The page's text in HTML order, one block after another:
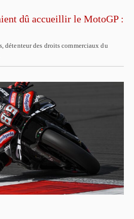
dû accueillir le MotoGP :
détenteur des droits commerciaux du